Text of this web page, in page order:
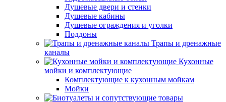
Душевые двери и стенки
Душевые кабины
Душевые ограждения и уголки
Поддоны
Трапы и дренажные
каналы
Кухонные
мойки и комплектующие
Комплектующие к кухонным мойкам
Мойки